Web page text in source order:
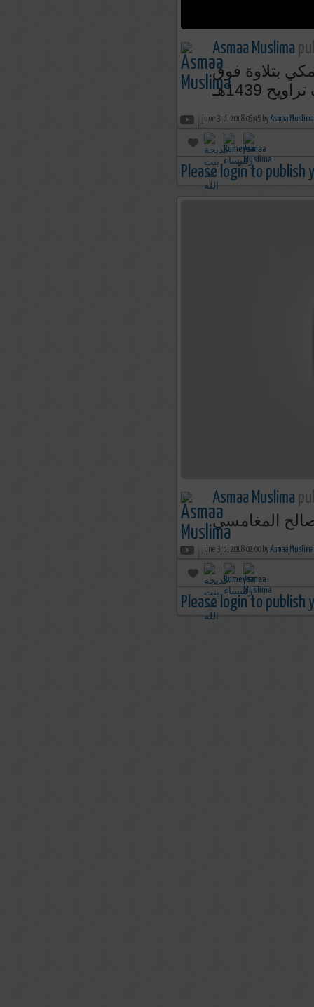
Asmaa Muslima
بتلاوة فوق
1439هـ
june 3rd, 2018 05:45 by Asmaa Muslima
Please login to publish
Asmaa Muslima
المغامسي
june 3rd, 2018 02:00 by Asmaa Muslima
Please login to publish